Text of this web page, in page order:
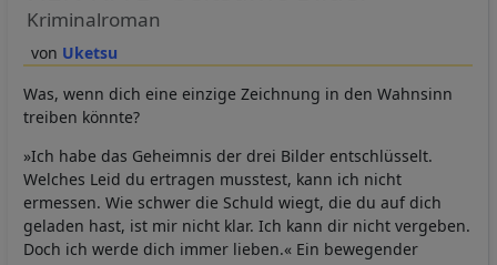
Uketsu
Kriminalroman
Was, wenn dich eine einzige Zeichnung in den Wahnsinn
treiben könnte?
»Ich habe das Geheimnis der drei Bilder entschlüsselt.
Welches Leid du ertragen musstest, kann ich nicht
ermessen. Wie schwer die Schuld wiegt, die du auf dich
geladen hast, ist mir nicht klar. Ich kann dir nicht vergeben.
Doch ich werde dich immer lieben.« Ein bewegender